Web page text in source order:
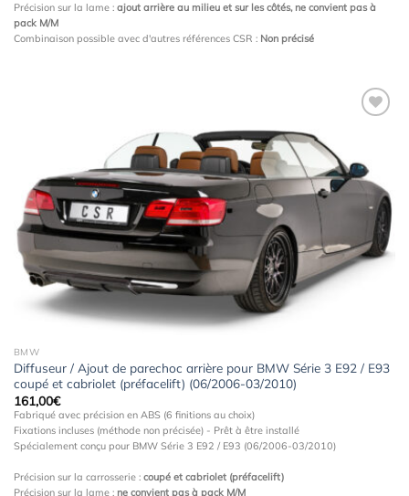
Précision sur la lame : ajout arrière au milieu et sur les côtés, ne convient pas à
pack M/M
Combinaison possible avec d'autres références CSR : Non précisé
Ajouter
à la
wishlist
BMW
Diffuseur / Ajout de parechoc arrière pour BMW Série 3 E92 / E93
coupé et cabriolet (préfacelift) (06/2006-03/2010)
161,00€
Fabriqué avec précision en ABS (6 finitions au choix)
Fixations incluses (méthode non précisée) - Prêt à être installé
Spécialement conçu pour BMW Série 3 E92 / E93 (06/2006-03/2010)
Précision sur la carrosserie : coupé et cabriolet (préfacelift)
Précision sur la lame : ne convient pas à pack M/M